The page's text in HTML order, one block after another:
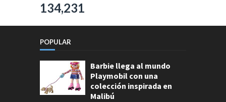
134,231
POPULAR
Barbie llega al mundo
Playmobil con una
colección inspirada en
Malibú